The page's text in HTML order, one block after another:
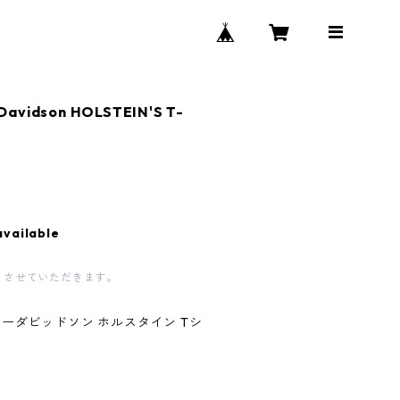
HOLSTEIN'S T-
せていただきます。
ダビッドソン ホルスタイン Tシ